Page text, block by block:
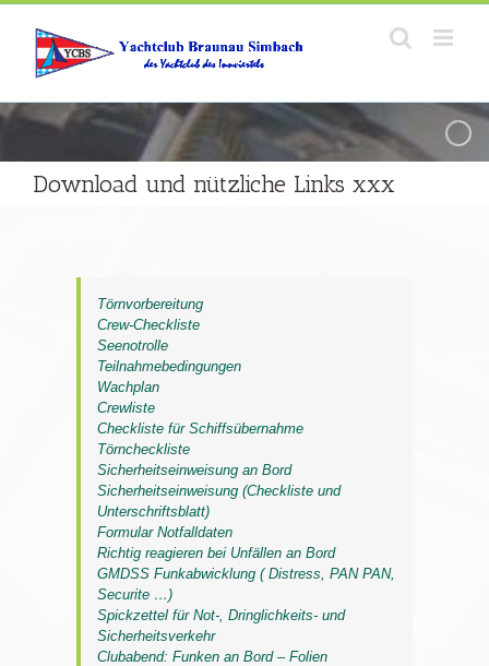
Zum
springen
Download und nützliche Links xxx
Törnvorbereitung
Crew-Checkliste
Seenotrolle
Teilnahmebedingungen
Wachplan
Crewliste
Checkliste für Schiffsübernahme
Törncheckliste
Sicherheitseinweisung an Bord
Sicherheitseinweisung (Checkliste und
Unterschriftsblatt)
Formular Notfalldaten
Richtig reagieren bei Unfällen an Bord
GMDSS Funkabwicklung ( Distress, PAN PAN,
Securite …)
Spickzettel für Not-, Dringlichkeits- und
Sicherheitsverkehr
Clubabend: Funken an Bord – Folien